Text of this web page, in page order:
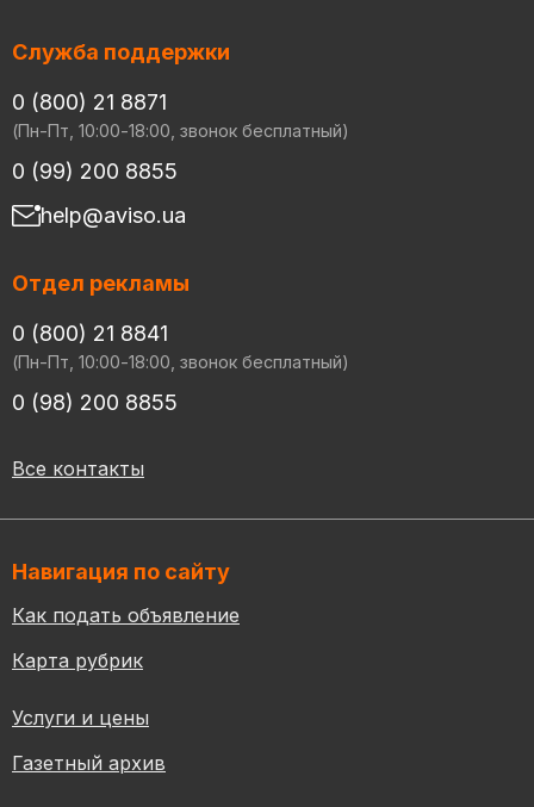
Служба поддержки
0 (800) 21 8871
(Пн-Пт, 10:00-18:00, звонок бесплатный)
0 (99) 200 8855
help@aviso.ua
Отдел рекламы
0 (800) 21 8841
(Пн-Пт, 10:00-18:00, звонок бесплатный)
0 (98) 200 8855
Все контакты
Навигация по сайту
Как подать объявление
Карта рубрик
Услуги и цены
Газетный архив